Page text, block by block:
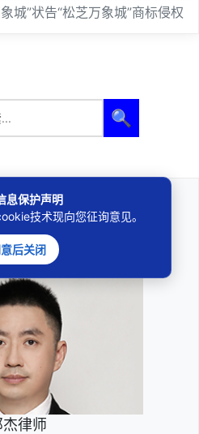
城”状告“松芝万象城”商标侵权
🔍
咨询
、忠人之事————
杰律师
息保护声明
技术现向您征询意见。
后关闭